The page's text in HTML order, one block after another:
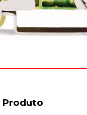
Produto